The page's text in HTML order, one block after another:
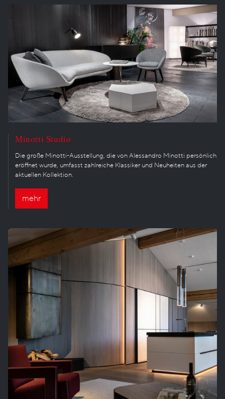
Minotti Studio
Die große Minotti-Ausstellung, die von Alessandro Minotti persönlich
eröffnet wurde, umfasst zahlreiche Klassiker und Neuheiten aus der
aktuellen Kollektion.
mehr